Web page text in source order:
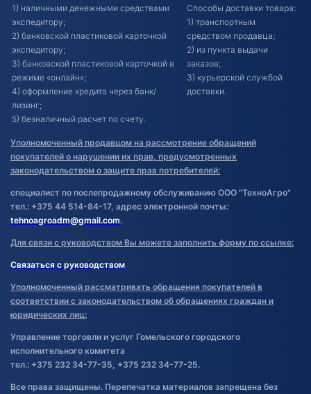
1) наличными денежными средствами
экспедитору;
2) банковской пластиковой карточкой
экспедитору;
3) банковской пластиковой карточкой в
режиме «онлайн»;
4) оформление кредита через банк/
лизинг;
5) безналичный расчет по счету.
Способы доставки товара:
1) транспортным
средством продавца;
2) из пункта выдачи
заказов;
3) курьерской службой
доставки.
Уполномоченный продавцом на рассмотрение обращений
покупателей о нарушении их прав, предусмотренных
законодательством о защите прав потребителей:
специалист по послепродажному обслуживанию ООО "ТехноАгро"
тел.: +375 44 514-84-17, адрес электронной почты:
tehnoagroadm@gmail.com.
Для связи с руководством Вы можете заполнить форму по ссылке:
Связаться с руководством
Уполномоченный рассматривать обращения покупателей в
соответствии с законодательством об обращениях граждан и
юридических лиц:
Управление торговли и услуг Гомельского городского
исполнительного комитета
тел.: +375 232 34-77-35, +375 232 34-77-25.
Все права защищены. Перепечатка материалов запрещена без